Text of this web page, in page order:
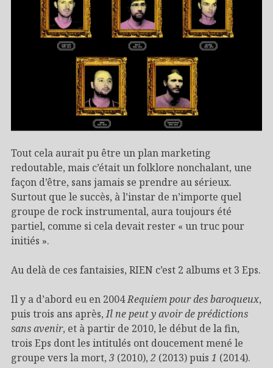
Tout cela aurait pu être un plan marketing
redoutable, mais c’était un folklore nonchalant, une
façon d’être, sans jamais se prendre au sérieux.
Surtout que le succès, à l’instar de n’importe quel
groupe de rock instrumental, aura toujours été
partiel, comme si cela devait rester « un truc pour
initiés ».
Au delà de ces fantaisies, RIEN c’est 2 albums et 3 Eps.
Il y a d’abord eu en 2004Requiem pour des baroqueux,
puis trois ans après,Il ne peut y avoir de prédictions
sans avenir, et à partir de 2010, le début de la fin,
trois Eps dont les intitulés ont doucement mené le
groupe vers la mort, 3 (2010), 2 (2013) puis 1 (2014).